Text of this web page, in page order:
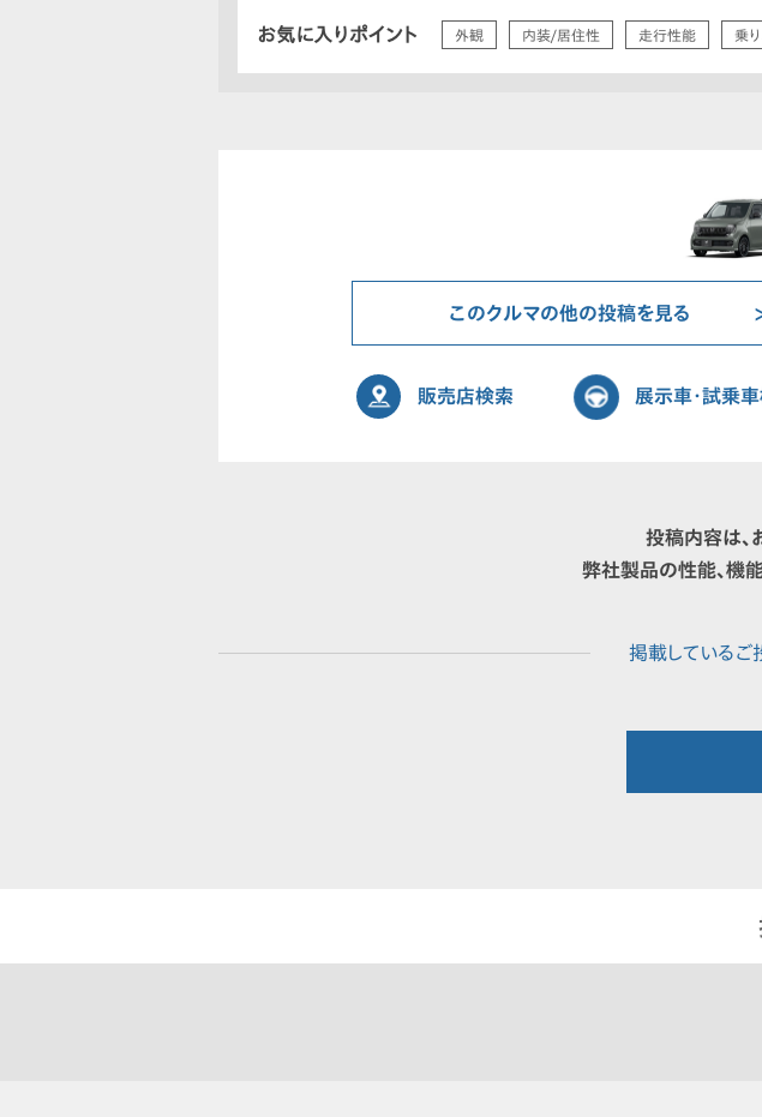
お気に入りポイント 外観 内装/居住性 走行性能 乗
このクルマの他の投稿を見る
販売店検索 展示車・試乗
投稿内容は、
弊社製品の性能、機